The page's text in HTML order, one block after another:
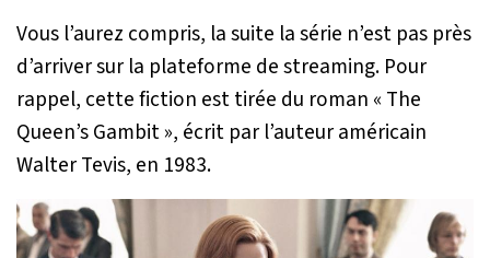
Vous l’aurez compris, la suite la série n’est pas près
d’arriver sur la plateforme de streaming. Pour
rappel, cette fiction est tirée du roman « The
Queen’s Gambit », écrit par l’auteur américain
Walter Tevis, en 1983.